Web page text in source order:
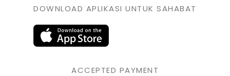
DOWNLOAD APLIKASI UNTUK SAHABAT
ACCEPTED PAYMENT